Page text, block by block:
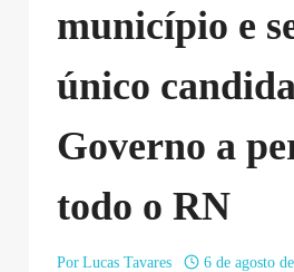
município e
único
Governo a
todo o RN
Por Lucas Tavares
6 de agosto